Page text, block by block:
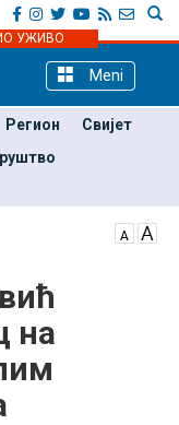
УЖИВО
Meni
Регион
Свијет
на